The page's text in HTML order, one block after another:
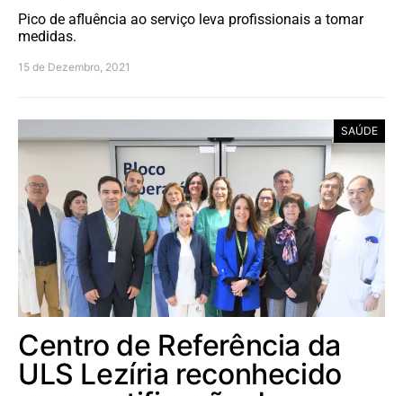
Pico de afluência ao serviço leva profissionais a tomar
medidas.
15 de Dezembro, 2021
SAÚDE
Centro de Referência da
ULS Lezíria reconhecido